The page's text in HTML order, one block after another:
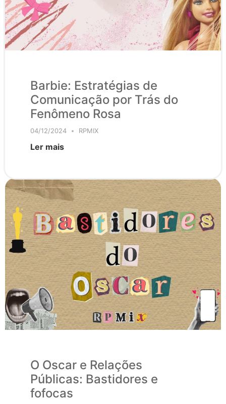
Barbie: Estratégias de
Comunicação por Trás do
Fenômeno Rosa
04/12/2024 RPMIX
Ler mais
O Oscar e Relações
Públicas: Bastidores e
fofocas